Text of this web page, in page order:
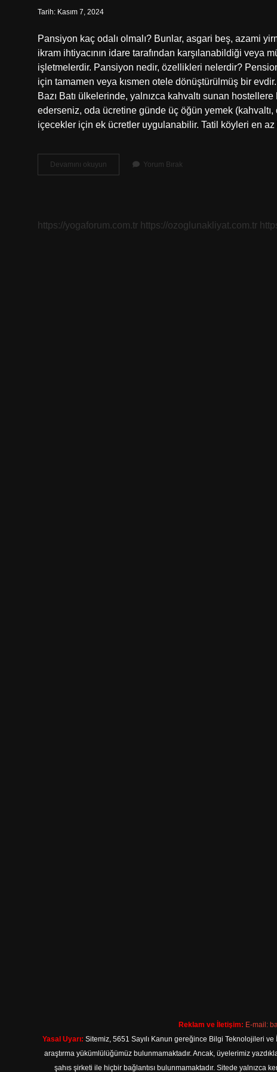
Tarih: Kasım 7, 2024
Pansiyon kaç odalı olmalı? Bunlar, asgari beş, azami
ikram ihtiyacının idare tarafından karşılanabildiği veya
işletmelerdir. Pansiyon nedir, özellikleri nelerdir?
için tamamen veya kısmen otele dönüştürülmüş bir
Bazı Batı ülkelerinde, yalnızca kahvaltı sunan
ederseniz, oda ücretine günde üç öğün yemek
içecekler için ek ücretler uygulanabilir. Tatil köyleri en
Devamını okuyun Pansiyon
En
Yorum Bırak
https://yogaforum.com.tr https://ozoglunakliyat.com.tr
Reklam ve İletişim: E-mail:
Yasal Uyarı: Sitemiz, 5651 Sayılı Kanun gereğince Bilgi Teknolojileri
araştırma yükümlülüğümüz bulunmamaktadır. Ancak, üyelerimiz
şahıs şirketi ile hiçbir bağlantısı bulunmamaktadır. Sitede yalnızca